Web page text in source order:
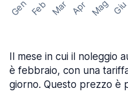
Gen Feb Mar Apr Mag Giu
Il mese in cui il noleggio
è febbraio, con una
giorno. Questo prezzo è